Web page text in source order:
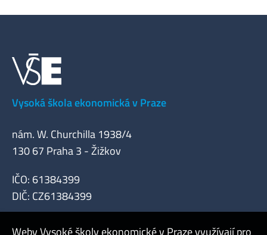
Vysoká škola ekonomická v Praze
nám. W. Churchilla 1938/4
130 67 Praha 3 - Žižkov
IČO: 61384399
DIČ: CZ61384399
Weby Vysoké školy ekonomické v Praze využívají pro